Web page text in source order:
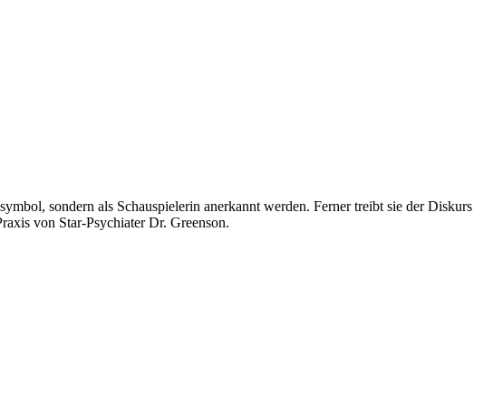
sondern als Schauspielerin anerkannt werden. Ferner treibt sie der Diskurs
von Star-Psychiater Dr. Greenson.